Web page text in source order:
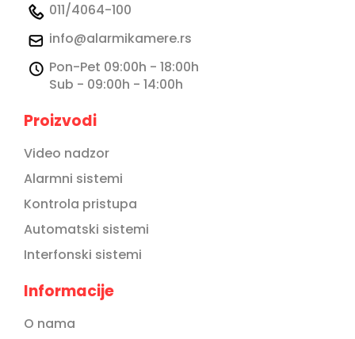
011/4064-100
info@alarmikamere.rs
Pon-Pet 09:00h - 18:00h
Sub - 09:00h - 14:00h
Proizvodi
Video nadzor
Alarmni sistemi
Kontrola pristupa
Automatski sistemi
Interfonski sistemi
Informacije
O nama